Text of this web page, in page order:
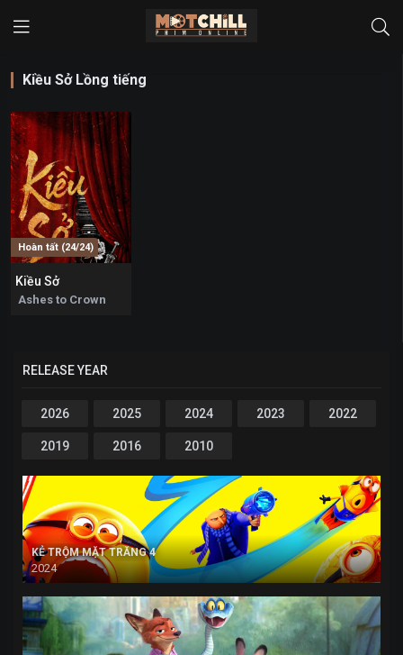
Kiều Sở Lồng tiếng
Hoàn tất (24/24)
Kiều Sở
Ashes to Crown
RELEASE YEAR
2026 2025 2024 2023 2022
2019 2016 2010
KẺ TRỘM MẶT TRĂNG 4
2024